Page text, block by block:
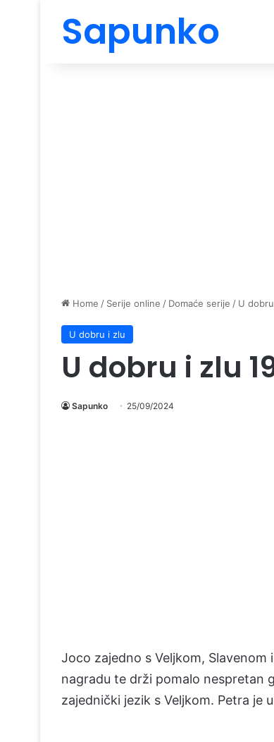
Sapunko
Home / Serije online / Domaće serije / U
U dobru i zlu
U dobru i zlu
Sapunko 25/09/2024
Joco zajedno s Veljkom, Slavenom
nagradu te drži pomalo nespretan
zajednički jezik s Veljkom. Petra je